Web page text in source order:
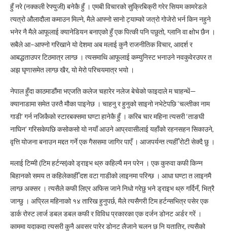
हुँ नरे (नक्कली रेफ्युजी) बनेकै हुँ । एमबी विचारको सुक्रिबिक्री गरेर सियम कामरेडले
त्यत्रो औलादौला कमाउन मिल्ने, मैले आफ्नो सानो ट्याम्को जत्रो गोजेरो भर्न किन नहुने
भनेर नै मैले आफूलाई क्यानेडियन बनाएको हुँ एक पित्की पनि पछुतो, ग्लानि वा क्षोभ छैन ।
सबैले आ–आफ्नो गरिखाने यो देशमा अब मलाई कुनै राजनीतिक विचार, आदर्श र
आबद्धताउपर टिठमात्र लाग्छ । त्यसमाथि आफूलाई कम्युनिस्ट भनाउने नवकुवेरउपर त
अझ घृणासमेत लाग्छ खैर, यो मेरो परिचयमात्र भयो ।
नेपाल हुँदा काठमाडौंमा भएजति कलेज चहारेर नलेज बेचेको फाइदाले म चाहन्थें—
क्यानाडामा समेत उस्तै मौका पाइनेछ । चाहनु र हुनुको साइनो नभेटेपछि ‘चल्तीका नाम
गाडी’ गर्न नजिकैको स्टारबक्समा घण्टा हानेकै हुँ । करिब चार महिना त्यसरी ‘ताङघी
नाघिन’ गरिसकेपछि कसोकसो यो नयाँ आउने आप्रवासीलाई यहाँको रहनसहन सिकाउने,
वृत्ति योजना बनाउन मद्दत गर्ने एक गैससमा जागिर पाएँ । आजपर्यन्त त्यहीँ रोटी सेक्दै छु ।
मलाई टिम्मी (टिम हर्टन्स)को ड्राइभ थ्रु कहिल्यै मन परेन । एक कुरुवा कफी किन्न
बिहानको समय त कहिलेकाहीँ दश वटा गाडीको लाइनमा परिन्छ । आधा घण्टा त लाइनमै
लाग्छ अक्सर । त्यसैले कफी लिएर अफिस जाने निधो गरेछु भने ड्राइभ थ्रु गर्दिनँ, भित्रै
जान्छु । अप्रिल महिनाको १४ तारिख हुनुपर्छ, मैले त्यसैगरी टिम हर्टन्सभित्र पसेर एक
डार्क रोस्ट लार्ज डबल डबल कफी र विविध प्रकारका एक दर्जन डोनट अर्डर गरें ।
काममा यदाकदा त्यसरी कुनै अवसर पारेर डोनट लैजाने चलन छ नि यतातिर, त्यसैको